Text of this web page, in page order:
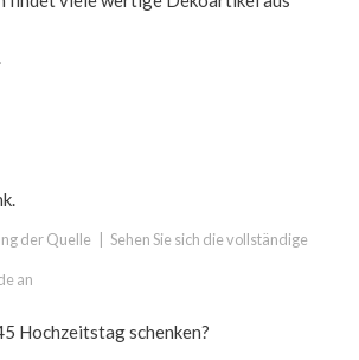
der Quelle Sehen Sie sich die vollständige
an
Hochzeitstag schenken?